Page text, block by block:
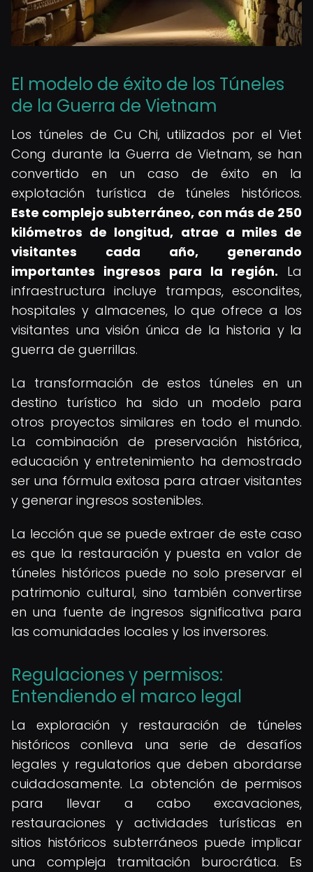
El modelo de éxito de los Túneles
de la Guerra de Vietnam
Los túneles de Cu Chi, utilizados por el Viet
Cong durante la Guerra de Vietnam, se han
convertido en un caso de éxito en la
explotación turística de túneles históricos.
Este complejo subterráneo, con más de 250
kilómetros de longitud, atrae a miles de
visitantes cada año, generando
importantes ingresos para la región. La
infraestructura incluye trampas, escondites,
hospitales y almacenes, lo que ofrece a los
visitantes una visión única de la historia y la
guerra de guerrillas.
La transformación de estos túneles en un
destino turístico ha sido un modelo para
otros proyectos similares en todo el mundo.
La combinación de preservación histórica,
educación y entretenimiento ha demostrado
ser una fórmula exitosa para atraer visitantes
y generar ingresos sostenibles.
La lección que se puede extraer de este caso
es que la restauración y puesta en valor de
túneles históricos puede no solo preservar el
patrimonio cultural, sino también convertirse
en una fuente de ingresos significativa para
las comunidades locales y los inversores.
Regulaciones y permisos:
Entendiendo el marco legal
La exploración y restauración de túneles
históricos conlleva una serie de desafíos
legales y regulatorios que deben abordarse
cuidadosamente. La obtención de permisos
para llevar a cabo excavaciones,
restauraciones y actividades turísticas en
sitios históricos subterráneos puede implicar
una compleja tramitación burocrática. Es